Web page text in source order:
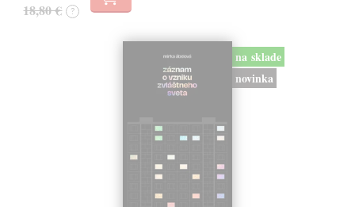
18,80 € ?
na sklade
novinka